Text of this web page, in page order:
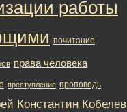
работы
почитание
права человека
преступление проповедь
Константин Кобелев